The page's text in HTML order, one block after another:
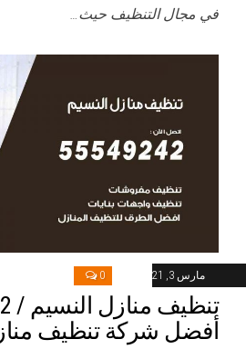
في مجال التنظيف حيث…
مارس 3, 2021 0
أفضل شركة تنظيف